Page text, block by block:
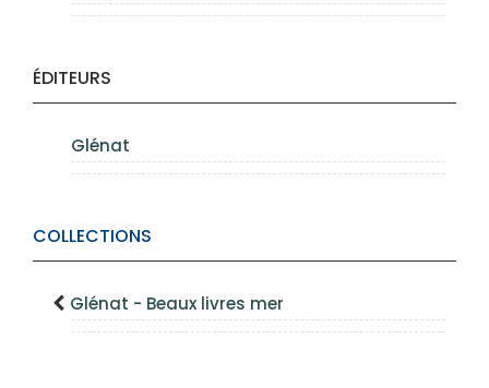
ÉDITEURS
Glénat
COLLECTIONS
Glénat - Beaux livres mer